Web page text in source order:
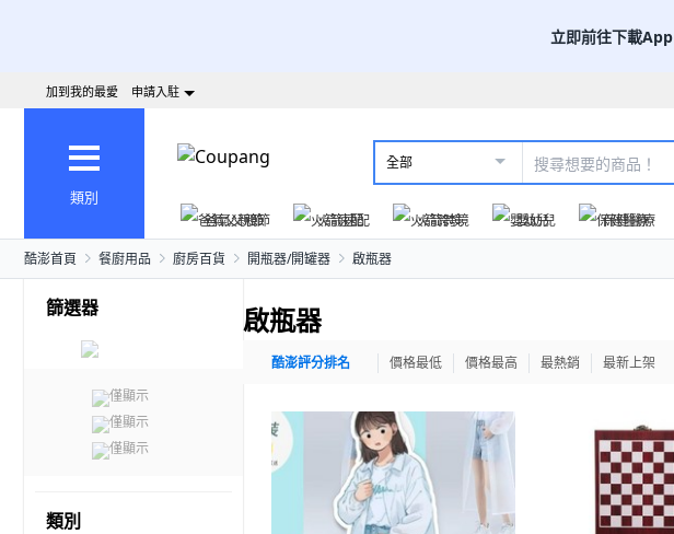
立即前往下載App
加到我的最愛 申請入駐
類別
全部
爸氣父親節
火箭速配 火箭跨境 嬰幼兒 保健醫療
酷澎首頁 餐廚用品 廚房百貨 開瓶器/開罐器 啟瓶器
篩選器
僅顯示
僅顯示
僅顯示
類別
啟瓶器
酷澎評分排名 價格最低 價格最高 最熱銷 最新上架